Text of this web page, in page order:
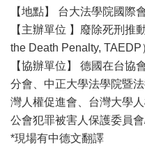
【地點】 台大法學院國際
【主辦單位 】廢除死刑推
the Death Penalty, TAEDP
【協辦單位】 德國在台協
分會、中正大學法學院暨
灣人權促進會、台灣大學
公會犯罪被害人保護委員
*現場有中德文翻譯